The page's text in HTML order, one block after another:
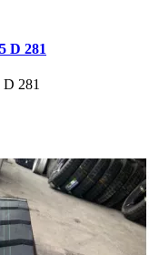
D 281
281